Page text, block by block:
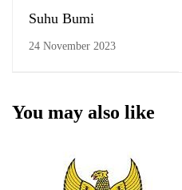
Suhu Bumi
24 November 2023
You may also like